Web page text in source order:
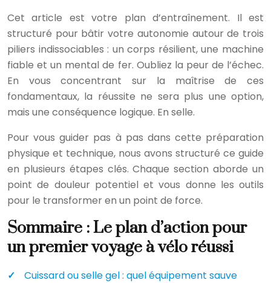
Cet article est votre plan d’entraînement. Il est
structuré pour bâtir votre autonomie autour de trois
piliers indissociables : un corps résilient, une machine
fiable et un mental de fer. Oubliez la peur de l’échec.
En vous concentrant sur la maîtrise de ces
fondamentaux, la réussite ne sera plus une option,
mais une conséquence logique. En selle.
Pour vous guider pas à pas dans cette préparation
physique et technique, nous avons structuré ce guide
en plusieurs étapes clés. Chaque section aborde un
point de douleur potentiel et vous donne les outils
pour le transformer en un point de force.
Sommaire : Le plan d’action pour
un premier voyage à vélo réussi
Cuissard ou selle gel : quel équipement sauve